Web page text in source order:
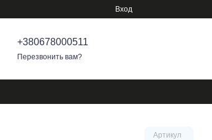
Вход
+380678000511
Перезвонить вам?
Артикул